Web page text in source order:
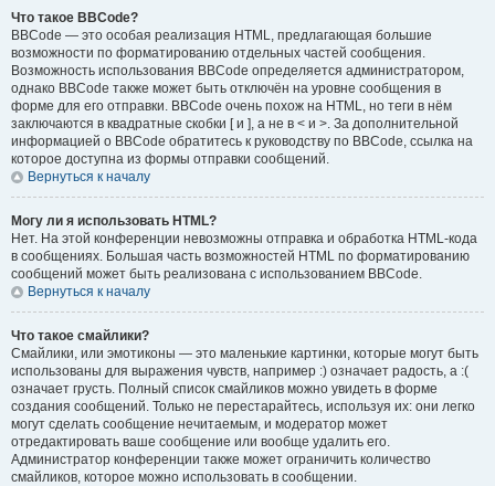
Что такое BBCode?
BBCode — это особая реализация HTML, предлагающая большие
возможности по форматированию отдельных частей сообщения.
Возможность использования BBCode определяется администратором,
однако BBCode также может быть отключён на уровне сообщения в
форме для его отправки. BBCode очень похож на HTML, но теги в нём
заключаются в квадратные скобки [ и ], а не в < и >. За дополнительной
информацией о BBCode обратитесь к руководству по BBCode, ссылка на
которое доступна из формы отправки сообщений.
Вернуться к началу
Могу ли я использовать HTML?
Нет. На этой конференции невозможны отправка и обработка HTML-кода
в сообщениях. Большая часть возможностей HTML по форматированию
сообщений может быть реализована с использованием BBCode.
Вернуться к началу
Что такое смайлики?
Смайлики, или эмотиконы — это маленькие картинки, которые могут быть
использованы для выражения чувств, например :) означает радость, а :(
означает грусть. Полный список смайликов можно увидеть в форме
создания сообщений. Только не перестарайтесь, используя их: они легко
могут сделать сообщение нечитаемым, и модератор может
отредактировать ваше сообщение или вообще удалить его.
Администратор конференции также может ограничить количество
смайликов, которое можно использовать в сообщении.